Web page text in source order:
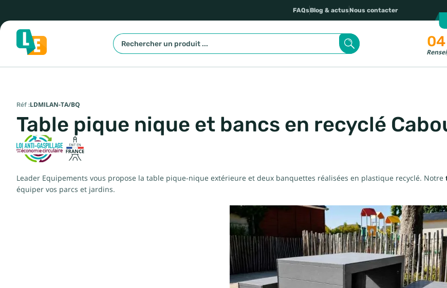
FAQsBlog & actusNous contacter
04
Réf :LDMILAN-TA/BQ
Table pique nique et bancs en recyclé
Leader Equipements vous propose la table pique-nique extérieure et deux banquettes réalisées en plastique recyclé. Notre
équiper vos parcs et jardins.